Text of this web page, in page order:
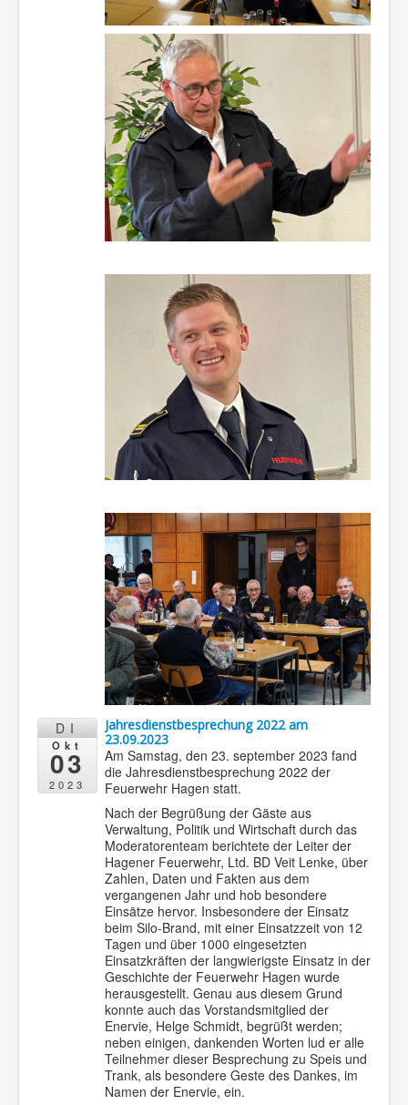
DI
Okt
03
2023
Jahresdienstbesprechung 2022 am
23.09.2023
Am Samstag, den 23. september 2023 fand
die Jahresdienstbesprechung 2022 der
Feuerwehr Hagen statt.
Nach der Begrüßung der Gäste aus
Verwaltung, Politik und Wirtschaft durch das
Moderatorenteam berichtete der Leiter der
Hagener Feuerwehr, Ltd. BD Veit Lenke, über
Zahlen, Daten und Fakten aus dem
vergangenen Jahr und hob besondere
Einsätze hervor. Insbesondere der Einsatz
beim Silo-Brand, mit einer Einsatzzeit von 12
Tagen und über 1000 eingesetzten
Einsatzkräften der langwierigste Einsatz in der
Geschichte der Feuerwehr Hagen wurde
herausgestellt. Genau aus diesem Grund
konnte auch das Vorstandsmitglied der
Enervie, Helge Schmidt, begrüßt werden;
neben einigen, dankenden Worten lud er alle
Teilnehmer dieser Besprechung zu Speis und
Trank, als besondere Geste des Dankes, im
Namen der Enervie, ein.